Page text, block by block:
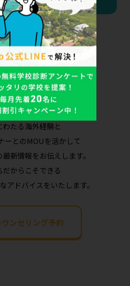
ラーへ今すぐ相談
わたる海外経験と
ーとのMOUを活かして
新情報をお伝えします。
だからこそできる
アドバイスをいたします。
ンセリング予約